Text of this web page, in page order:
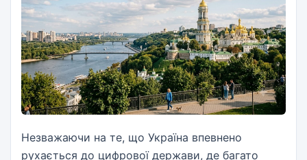
Незважаючи на те, що Україна впевнено
рухається до цифрової держави, де багато